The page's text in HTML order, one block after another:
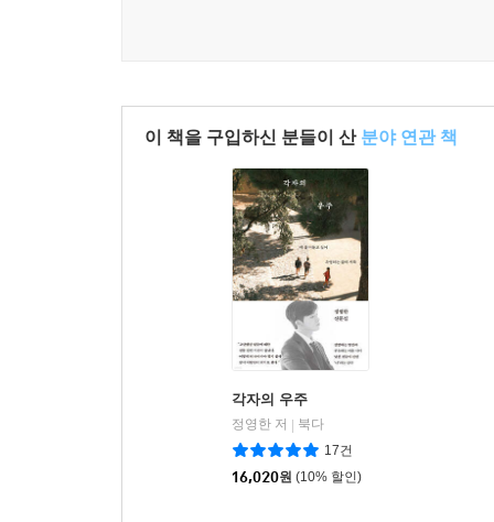
이 책을 구입하신 분들이 산 분야 연관 책
각자의 우주
정영한 저
북다
17건
16,020원 (10% 할인)